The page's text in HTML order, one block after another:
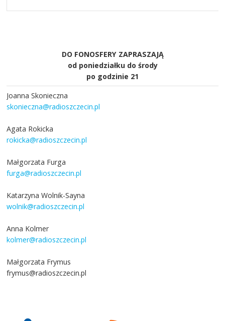
DO FONOSFERY ZAPRASZAJĄ
od poniedziałku do środy
po godzinie 21
Joanna Skonieczna
skonieczna@radioszczecin.pl
Agata Rokicka
rokicka@radioszczecin.pl
Małgorzata Furga
furga@radioszczecin.pl
Katarzyna Wolnik-Sayna
wolnik@radioszczecin.pl
Anna Kolmer
kolmer@radioszczecin.pl
Małgorzata Frymus
frymus@radioszczecin.pl